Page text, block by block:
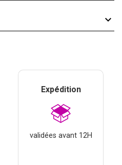
Expédition
validées avant 12H